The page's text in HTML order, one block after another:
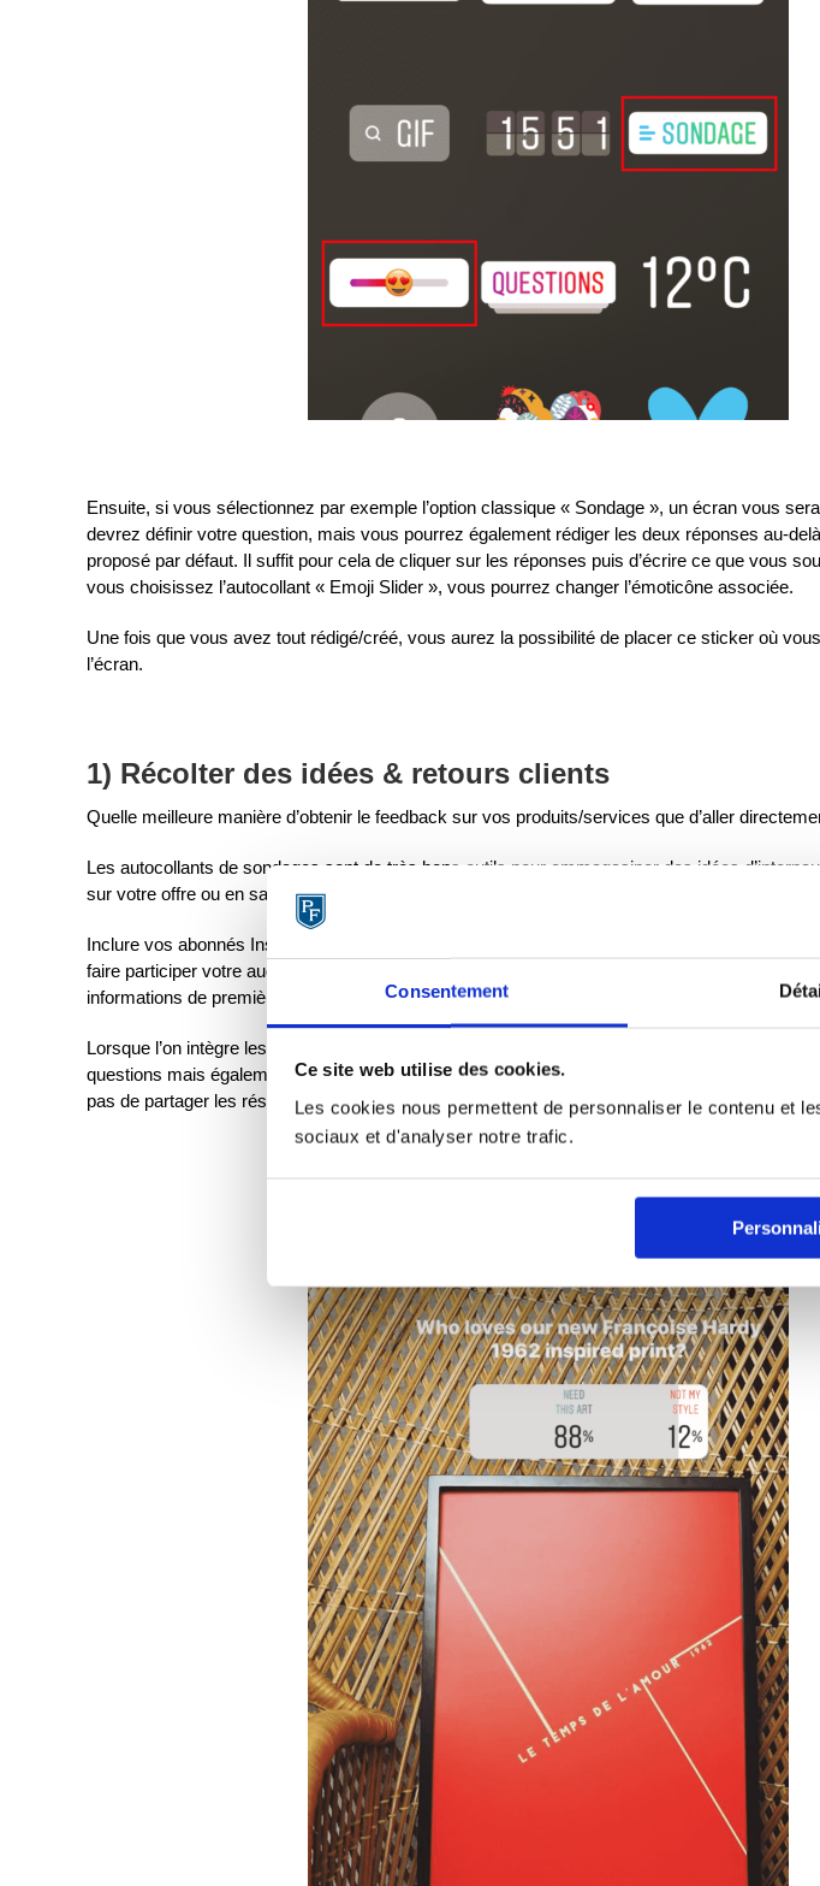
Consentement
Ce site web utilise des cookies.
Les cookies nous permettent de personnaliser le contenu et
sociaux et d'analyser notre trafic.
Ensuite, si vous sélectionnez par exemple l’option classique « Sondage », un écran vous
devrez définir votre question, mais vous pourrez également rédiger les deux réponses au-
proposé par défaut. Il suffit pour cela de cliquer sur les réponses puis d’écrire ce que vous
vous choisissez l’autocollant « Emoji Slider », vous pourrez changer l’émoticône associée.
Une fois que vous avez tout rédigé/créé, vous aurez la possibilité de placer ce sticker où
l’écran.
1) Récolter des idées & retours clients
Quelle meilleure manière d’obtenir le feedback sur vos produits/services que d’aller
Les autocollants de sondages sont de très bons outils pour emmagasiner des idées
sur votre offre ou en savoir plus sur les contenus que vos abonnés aimeraient recevoir à
Inclure vos abonnés Instagram dans la création de vos nouveaux produits/services est une
faire participer votre audience, et en posant des questions par l’intermédiaire des sondages,
informations de première qualité car provenant de votre coeur de cible.
Lorsque l’on intègre les sondages dans une stratégie Instagram, il est important non
questions mais également montrer que votre marque est à l’écoute. Une fois que le sondage
pas de partager les résultats dans une nouvelle diapositive de Story.